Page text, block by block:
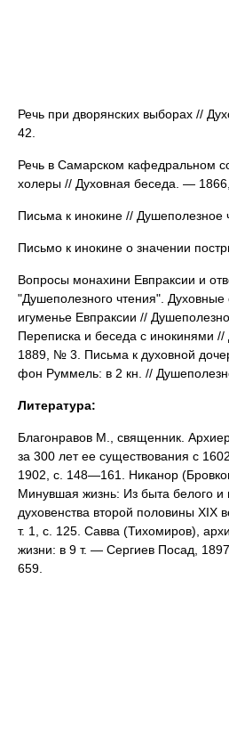
Речь при дворянских выборах //
42.
Речь в Самарском кафедральном
холеры // Духовная беседа. —
Письма к инокине // Душеполезное
Письмо к инокине о значении
Вопросы монахини Евпраксии и
"Душеполезного чтения". Духовные
игуменье Евпраксии //
Переписка и беседа с инокинями
1889, № 3. Письма к духовной
фон Руммель: в 2 кн. //
Литература:
Благонравов М., священник.
за 300 лет ее существования с
1902, с. 148—161. Никанор
Минувшая жизнь: Из быта белого
духовенства второй половины XIX
т. 1, с. 125. Савва (Тихомиров),
жизни: в 9 т. — Сергиев Посад,
659.